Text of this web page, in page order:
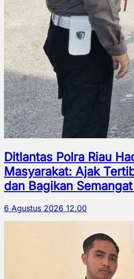
Ditlantas Polra Riau
Masyarakat: Ajak
dan Bagikan
6 Agustus 2026 12.00